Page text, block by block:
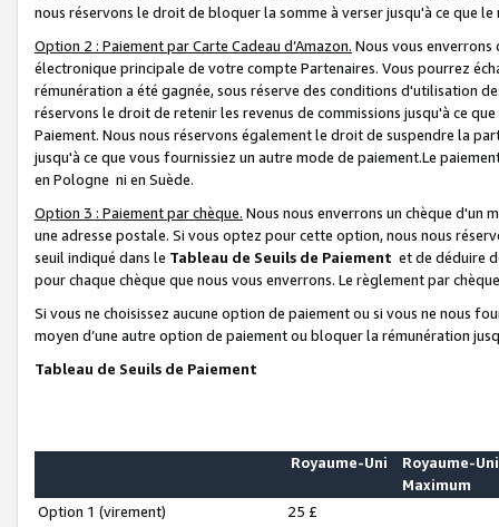
nous réservons le droit de bloquer la somme à verser jusqu'à ce que
Option 2 : Paiement par Carte Cadeau d’Amazon. Nous vous
électronique principale de votre compte Partenaires. Vous pourrez
rémunération a été gagnée, sous réserve des conditions d'utilisation
réservons le droit de retenir les revenus de commissions jusqu'à ce
Paiement. Nous nous réservons également le droit de suspendre la
jusqu'à ce que vous fournissiez un autre mode de paiement.Le
en Pologne ni en Suède.
Option 3 : Paiement par chèque. Nous nous enverrons un chèque d'un
une adresse postale. Si vous optez pour cette option, nous nous
seuil indiqué dans le Tableau de Seuils de Paiement et de déduire
pour chaque chèque que nous vous enverrons. Le règlement par
Si vous ne choisissez aucune option de paiement ou si vous ne nous
moyen d’une autre option de paiement ou bloquer la rémunération
Tableau de Seuils de Paiement
Royaume-Uni
Royaume-Uni
Maximum
Option 1 (virement)
25 £